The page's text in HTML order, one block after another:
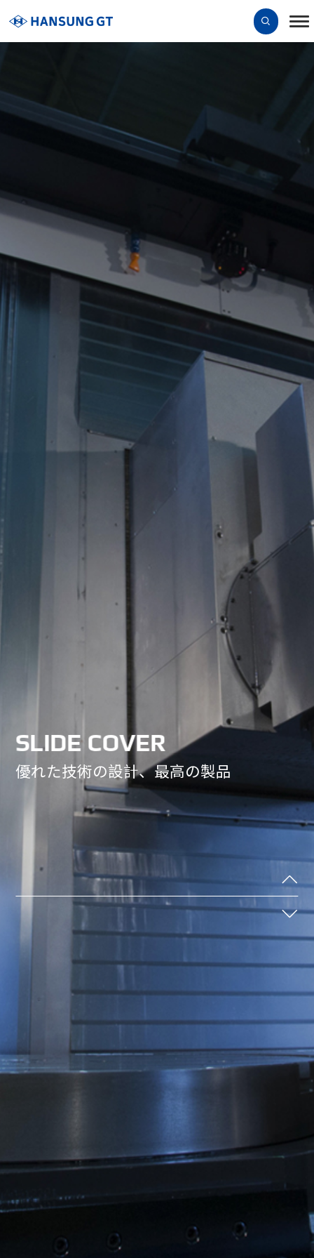
オイルスキマー
日本の現地ディーラーを募集します。
SLIDE COVER
優れた技術の設計、最高の製品
SLIDE COVER
優れた技術の設計、最高の製品